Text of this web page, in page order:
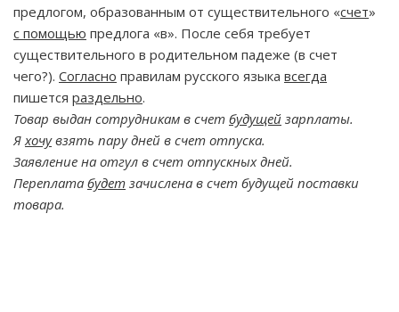
предлогом, образованным от существительного «счет»
с помощью предлога «в». После себя требует
существительного в родительном падеже (в счет
чего?). Согласно правилам русского языка всегда
пишется раздельно.
Товар выдан сотрудникам в счет будущей зарплаты.
Яхочувзять пару дней в счет отпуска.
Заявление на отгул в счет отпускных дней.
Переплата будет зачислена в счет будущей поставки
товара.